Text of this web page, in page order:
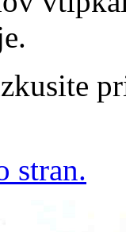
stran.